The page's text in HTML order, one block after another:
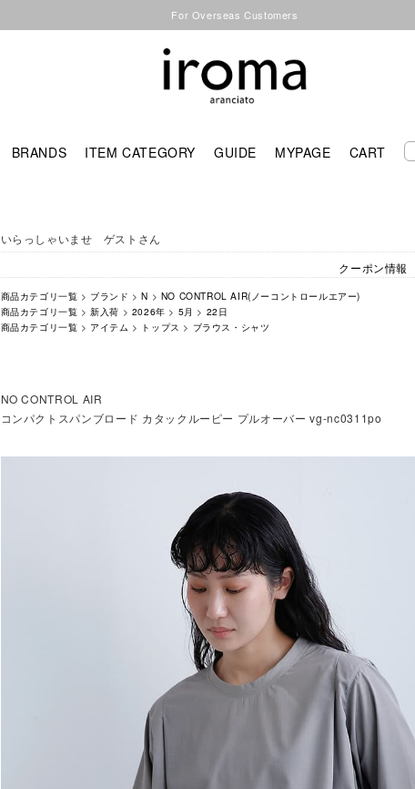
For Overseas Customers
BRANDS ITEM CATEGORY GUIDE MYPAGE CART
いらっしゃいませ ゲストさん
クーポン情報
商品カテゴリ一覧 > ブランド >N > NO CONTROL AIR(ノーコントロールエアー)
商品カテゴリ一覧 >新入荷 > 2026年 > 5月 > 22日
商品カテゴリ一覧 > アイテム > トップス > ブラウス・シャツ
NO CONTROL AIR
コンパクトスパンブロード カタックルーピー プルオーバー vg-nc0311po